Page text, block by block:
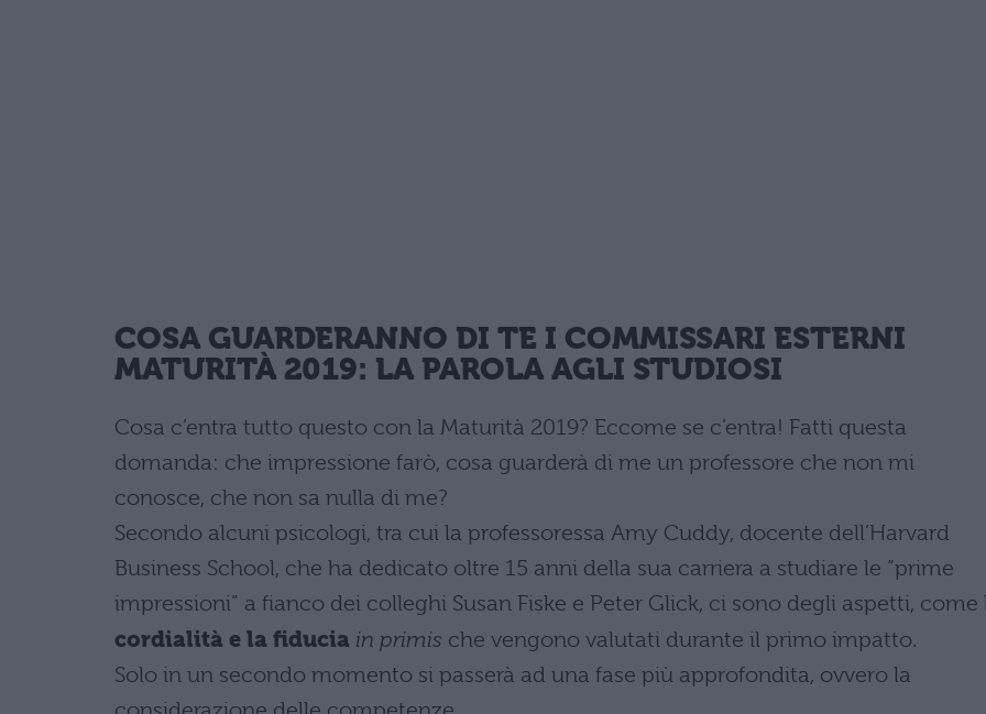
COSA GUARDERANNO DI TE I COMMISSARI ESTERNI
MATURITÀ 2019: LA PAROLA AGLI STUDIOSI
Cosa c’entra tutto questo con la Maturità 2019? Eccome se c’entra! Fatti questa
domanda: che impressione farò, cosa guarderà di me un professore che non mi
conosce, che non sa nulla di me?
Secondo alcuni psicologi, tra cui la professoressa Amy Cuddy, docente dell’Harvard
Business School, che ha dedicato oltre 15 anni della sua carriera a studiare le “prime
impressioni” a fianco dei colleghi Susan Fiske e Peter Glick, ci sono degli aspetti, come
cordialità e la fiducia in primis che vengono valutati durante il primo impatto.
Solo in un secondo momento si passerà ad una fase più approfondita, ovvero la